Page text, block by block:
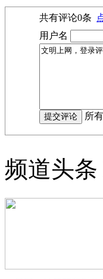
共有评论0条
用户名
所
频道头条